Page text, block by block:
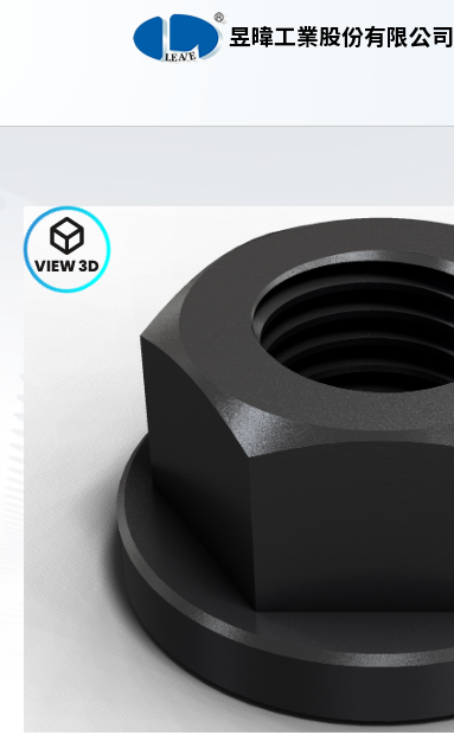
昱暐工業股份有限公司